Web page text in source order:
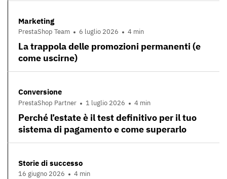
Marketing
PrestaShop Team 6 luglio 2026 4 min
La trappola delle promozioni permanenti (e
come uscirne)
Conversione
PrestaShop Partner 1 luglio 2026 4 min
Perché l’estate è il test definitivo per il tuo
sistema di pagamento e come superarlo
Storie di successo
16 giugno 2026 4 min